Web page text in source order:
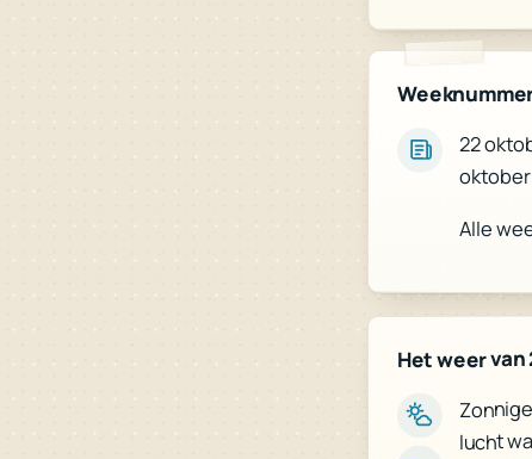
22
oktober
Alle
Het weer van
lucht